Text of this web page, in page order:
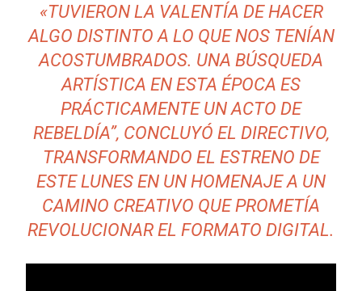
«TUVIERON LA VALENTÍA DE HACER
ALGO DISTINTO A LO QUE NOS TENÍAN
ACOSTUMBRADOS. UNA BÚSQUEDA
ARTÍSTICA EN ESTA ÉPOCA ES
PRÁCTICAMENTE UN ACTO DE
REBELDÍA”, CONCLUYÓ EL DIRECTIVO,
TRANSFORMANDO EL ESTRENO DE
ESTE LUNES EN UN HOMENAJE A UN
CAMINO CREATIVO QUE PROMETÍA
REVOLUCIONAR EL FORMATO DIGITAL.